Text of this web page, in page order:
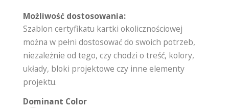
Możliwość dostosowania:
Szablon certyfikatu kartki okolicznościowej
można w pełni dostosować do swoich potrzeb,
niezależnie od tego, czy chodzi o treść, kolory,
układy, bloki projektowe czy inne elementy
projektu.
Dominant Color